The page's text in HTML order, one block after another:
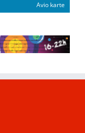
Avio karte